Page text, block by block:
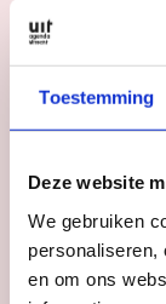
Toestemming
Deze website
We gebruiken
personaliseren,
en om ons